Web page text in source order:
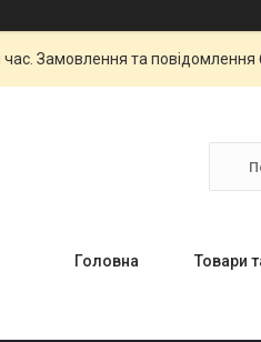
час. Замовлення та
Головна Товари